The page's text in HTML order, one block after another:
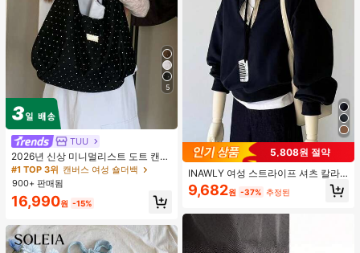
5
TUU
2026년 신상 미니멀리스트 도트 캔버
스 토트백, 대용량 캐주얼 다용도 통근
숄더 핸드백
#1 TOP 3위 캔버스 여성 숄더백
900+ 판매됨
16,990원 -15%
5,808원 절약
INAWLY 여성 스트라이프 셔츠 칼라
긴소매 스웨트셔츠
9,682원 -37% 추정된